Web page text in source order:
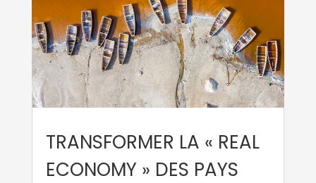
TRANSFORMER LA « REAL
ECONOMY » DES PAYS